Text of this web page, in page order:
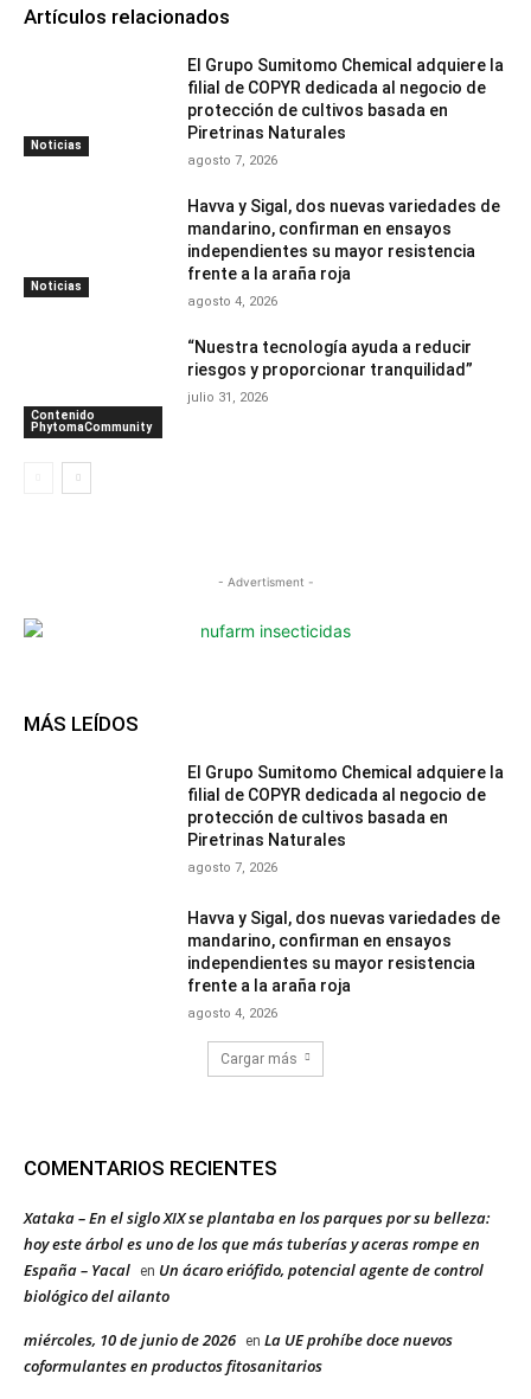
Artículos relacionados
Noticias
El Grupo Sumitomo Chemical adquiere la
filial de COPYR dedicada al negocio de
protección de cultivos basada en
Piretrinas Naturales
agosto 7, 2026
Noticias
Havva y Sigal, dos nuevas variedades de
mandarino, confirman en ensayos
independientes su mayor resistencia
frente a la araña roja
agosto 4, 2026
Contenido
PhytomaCommunity
“Nuestra tecnología ayuda a reducir
riesgos y proporcionar tranquilidad”
julio 31, 2026
- Advertisment -
MÁS LEÍDOS
El Grupo Sumitomo Chemical adquiere la
filial de COPYR dedicada al negocio de
protección de cultivos basada en
Piretrinas Naturales
agosto 7, 2026
Havva y Sigal, dos nuevas variedades de
mandarino, confirman en ensayos
independientes su mayor resistencia
frente a la araña roja
agosto 4, 2026
Cargar más
COMENTARIOS RECIENTES
Xataka – En el siglo XIX se plantaba en los parques por su belleza:
hoy este árbol es uno de los que más tuberías y aceras rompe en
España – Yacal
en Un ácaro eriófido, potencial agente de control
biológico del ailanto
miércoles, 10 de junio de 2026 en La UE prohíbe doce nuevos
coformulantes en productos fitosanitarios